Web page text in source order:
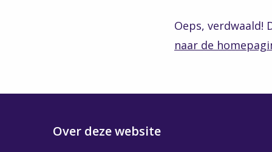
Oeps, verdwaald!
naar de
Over deze website